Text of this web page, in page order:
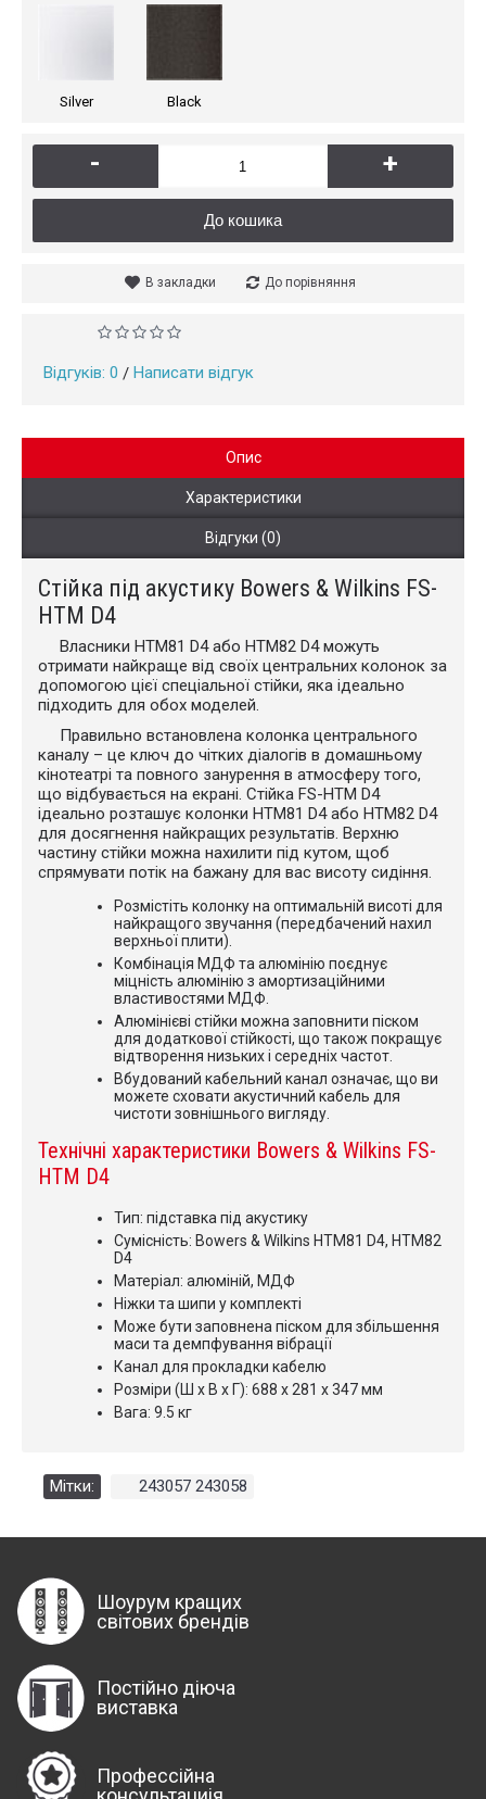
Silver Black
- +
До кошика
В закладки До порівняння
Відгуків: 0 / Написати відгук
Опис
Характеристики
Відгуки (0)
Стійка під акустику Bowers & Wilkins FS-
HTM D4
Власники HTM81 D4 або HTM82 D4 можуть
отримати найкраще від своїх центральних колонок за
допомогою цієї спеціальної стійки, яка ідеально
підходить для обох моделей.
Правильно встановлена колонка центрального
каналу – це ключ до чітких діалогів в домашньому
кінотеатрі та повного занурення в атмосферу того,
що відбувається на екрані. Стійка FS-HTM D4
ідеально розташує колонки HTM81 D4 або HTM82 D4
для досягнення найкращих результатів. Верхню
частину стійки можна нахилити під кутом, щоб
спрямувати потік на бажану для вас висоту сидіння.
Розмістіть колонку на оптимальній висоті для
найкращого звучання (передбачений нахил
верхньої плити).
Комбінація МДФ та алюмінію поєднує
міцність алюмінію з амортизаційними
властивостями МДФ.
Алюмінієві стійки можна заповнити піском
для додаткової стійкості, що також покращує
відтворення низьких і середніх частот.
Вбудований кабельний канал означає, що ви
можете сховати акустичний кабель для
чистоти зовнішнього вигляду.
Технічні характеристики Bowers & Wilkins FS-
HTM D4
Тип: підставка під акустику
Сумісність: Bowers & Wilkins HTM81 D4, HTM82
D4
Матеріал: алюміній, МДФ
Ніжки та шипи у комплекті
Може бути заповнена піском для збільшення
маси та демпфування вібрації
Канал для прокладки кабелю
Розміри (Ш x В x Г): 688 x 281 x 347 мм
Вага: 9.5 кг
Мітки: 243057 243058
Шоурум кращих
світових брендів
Постійно діюча
виставка
Профессійна